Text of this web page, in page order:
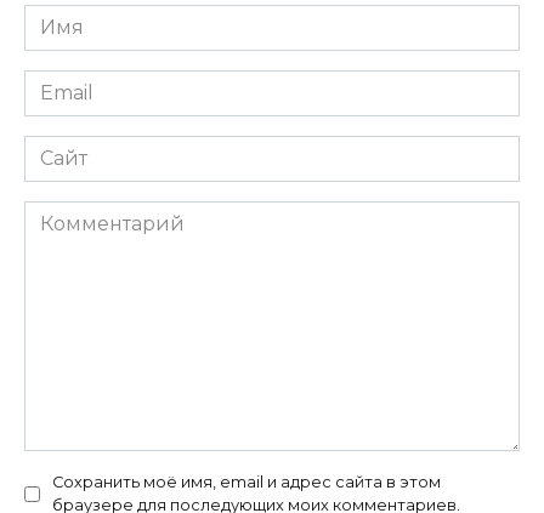
Имя
*
Email
*
Сайт
Комментарий
Сохранить моё имя, email и адрес сайта в этом
браузере для последующих моих комментариев.